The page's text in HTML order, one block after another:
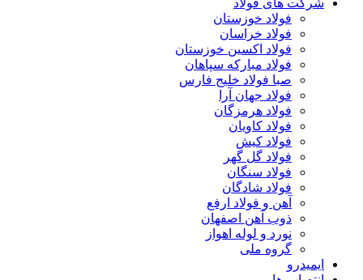
فولاد خوزستان
فولاد خراسان
فولاد اکسین خوزستان
فولاد مبارکه سپاهان
صبا فولاد خلیج فارس
فولاد جهان آرا
فولاد هرمزگان
فولاد کاویان
فولاد کیش
فولاد گل گهر
فولاد سنگان
فولاد شادگان
آهن و فولاد ارفع
ذوب آهن اصفهان
نورد و لوله اهواز
گروه ملی
ایمیدرو